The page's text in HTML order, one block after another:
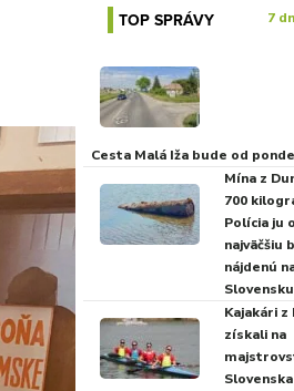
TOP SPRÁVY 7
Cesta Malá Iža bude od
Mína z
700
Polícia ju
najväčšiu
nájdenú
Slovensku
Kajakári z
získali na
Slovenska